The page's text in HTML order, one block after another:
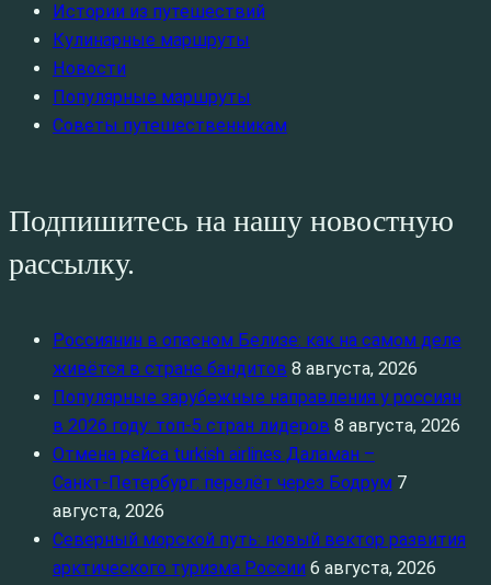
Истории из путешествий
Кулинарные маршруты
Новости
Популярные маршруты
Советы путешественникам
Подпишитесь на нашу новостную
рассылку.
Россиянин в опасном Белизе: как на самом деле
живётся в стране бандитов 8 августа, 2026
Популярные зарубежные направления у россиян
в 2026 году: топ‑5 стран лидеров 8 августа, 2026
Отмена рейса turkish airlines Даламан –
Санкт‑Петербург: перелёт через Бодрум 7
августа, 2026
Северный морской путь: новый вектор развития
арктического туризма России 6 августа, 2026